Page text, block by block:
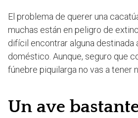
El problema de querer una
muchas están en peligro de
difícil encontrar alguna destinada
doméstico. Aunque, seguro que
fúnebre piquilarga no vas a tener
Un ave